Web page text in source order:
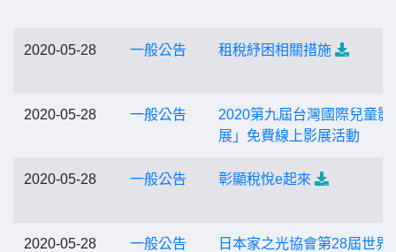
2020-05-28 一般公告 租稅紓困相關措施
2020-05-28 一般公告
2020第九屆台灣國際兒童影
展」免費線上影展活動
2020-05-28 一般公告 彰顯稅悅e起來
2020-05-28 一般公告
日本家之光協會第28屆世界